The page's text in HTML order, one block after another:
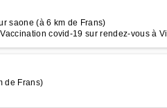
saone (à 6 km de Frans)
covid-19 sur rendez-vous à Vil
de Frans)